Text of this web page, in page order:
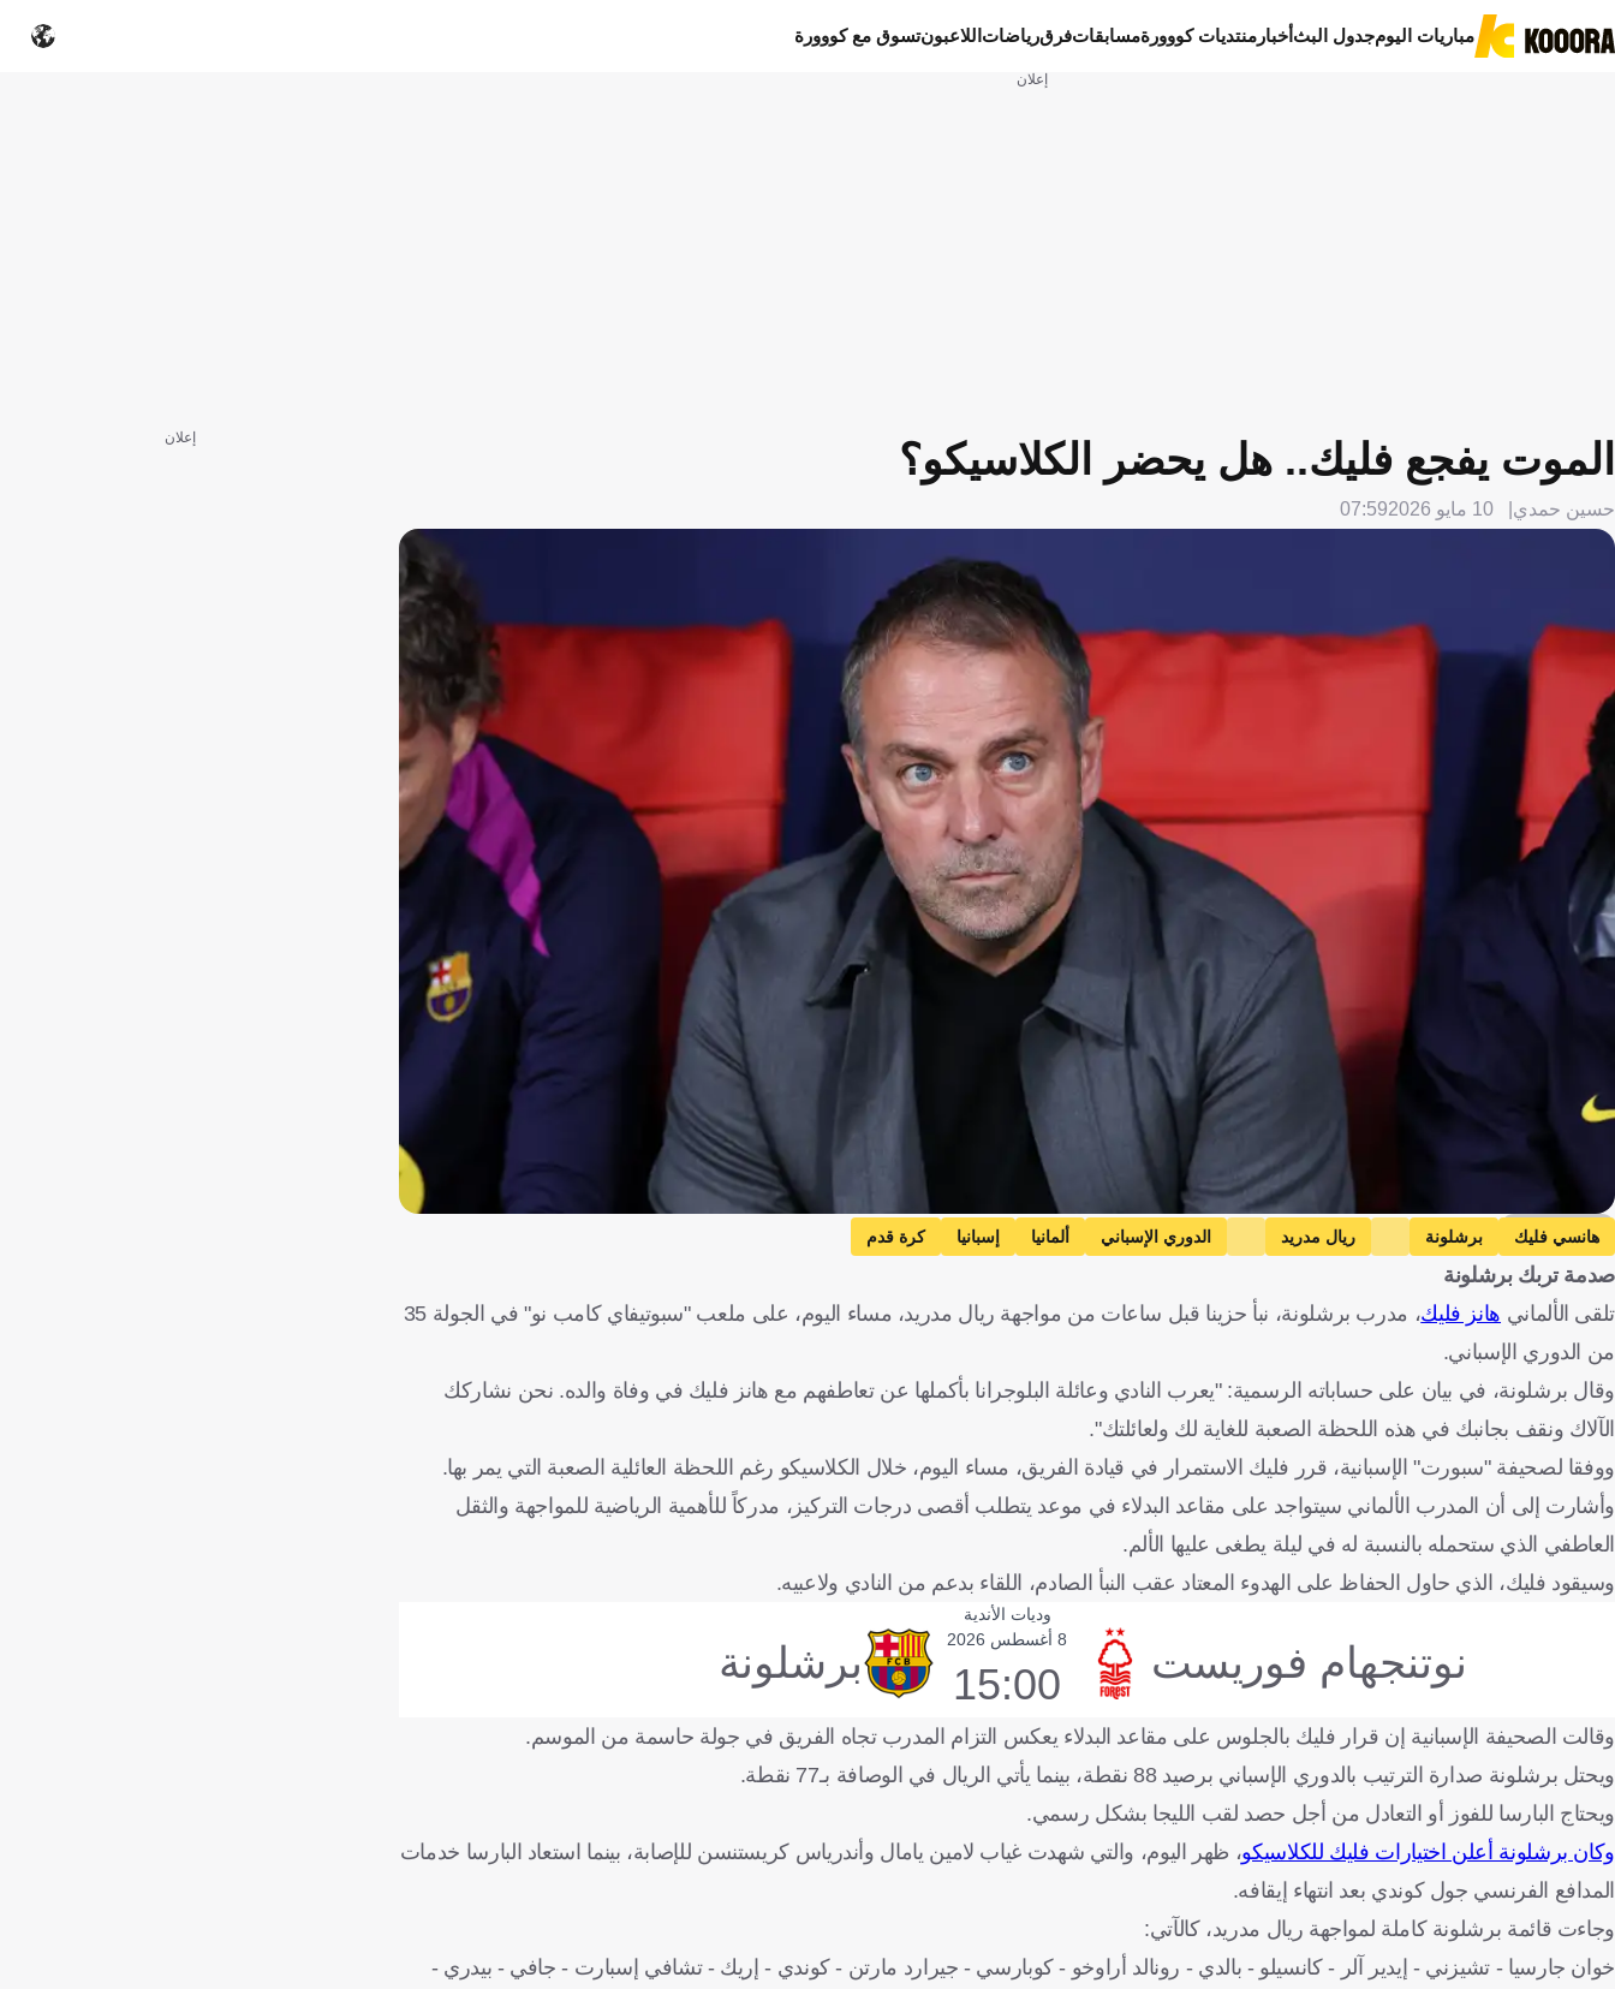
مباريات اليومجدول البثأخبار منتديات كووورةمسابقاتفرقرياضات اللاعبونتسوق مع كووورة
إعلان
الموت يفجع فليك.. هل يحضر الكلاسيكو؟
حسين حمدي 10 مايو 2026 07:59
Getty Images
هانسي فليك برشلونة ريال مدريد الدوري الإسباني ألمانيا إسبانيا كرة قدم
صدمة تربك برشلونة
تلقى الألماني هانز فليك
، مدرب برشلونة، نبأ حزينا قبل ساعات من مواجهة ريال مدريد، مساء اليوم، على ملعب "سبوتيفاي كامب نو" في الجولة 35
من الدوري الإسباني.
وقال برشلونة، في بيان على حساباته الرسمية: "يعرب النادي وعائلة البلوجرانا بأكملها عن تعاطفهم مع هانز فليك في وفاة والده. نحن نشاركك
الآلاك ونقف بجانبك في هذه اللحظة الصعبة للغاية لك ولعائلتك".
ووفقا لصحيفة "سبورت" الإسبانية، قرر فليك الاستمرار في قيادة الفريق، مساء اليوم، خلال الكلاسيكو رغم اللحظة العائلية الصعبة التي يمر بها.
وأشارت إلى أن المدرب الألماني سيتواجد على مقاعد البدلاء في موعد يتطلب أقصى درجات التركيز، مدركاً للأهمية الرياضية للمواجهة والثقل
العاطفي الذي ستحمله بالنسبة له في ليلة يطغى عليها الألم.
وسيقود فليك، الذي حاول الحفاظ على الهدوء المعتاد عقب النبأ الصادم، اللقاء بدعم من النادي ولاعبيه.
وديات الأندية
نوتنجهام فوريست 8 أغسطس 2026
15:00 برشلونة
وقالت الصحيفة الإسبانية إن قرار فليك بالجلوس على مقاعد البدلاء يعكس التزام المدرب تجاه الفريق في جولة حاسمة من الموسم.
ويحتل برشلونة صدارة الترتيب بالدوري الإسباني برصيد 88 نقطة، بينما يأتي الريال في الوصافة بـ77 نقطة.
ويحتاج البارسا للفوز أو التعادل من أجل حصد لقب الليجا بشكل رسمي.
وكان برشلونة أعلن اختيارات فليك للكلاسيكو، ظهر اليوم، والتي شهدت غياب لامين يامال وأندرياس كريستنسن للإصابة، بينما استعاد البارسا خدمات
المدافع الفرنسي جول كوندي بعد انتهاء إيقافه.
وجاءت قائمة برشلونة كاملة لمواجهة ريال مدريد، كالآتي:
خوان جارسيا - تشيزني - إيدير آلر - كانسيلو - بالدي - رونالد أراوخو - كوبارسي - جيرارد مارتن - كوندي - إريك - تشافي إسبارت - جافي - بيدري -
إعلان